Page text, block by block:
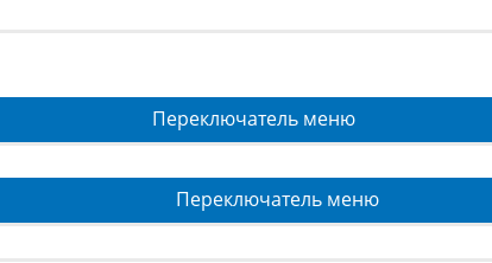
Переключатель меню
Переключатель меню